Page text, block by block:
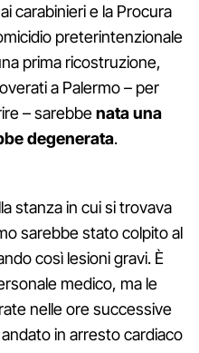
ai carabinieri e la Procura
preterintenzionale
prima ricostruzione,
a Palermo – per
– sarebbenata una
degenerata.
stanza in cui si trovava
sarebbe stato colpito al
così lesioni gravi. È
medico, ma le
nelle ore successive
in arresto cardiaco